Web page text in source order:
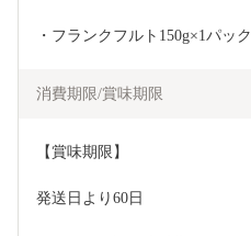
・フランクフルト150g×1パック
消費期限/賞味期限
【賞味期限】
発送日より60日